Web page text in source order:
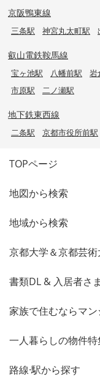
京阪鴨東線
三条駅 神宮丸太町駅
叡山電鉄鞍馬線
宝ヶ池駅 八幡前駅 岩
市原駅
二ノ瀬駅
地下鉄東西線
二条駅 京都市役所前駅
TOPページ
地図から検索
地域から検索
京都大学＆京都芸
書類DL & 入居者さ
家族で住むならマン
一人暮らしの物件特
路線·駅から探す